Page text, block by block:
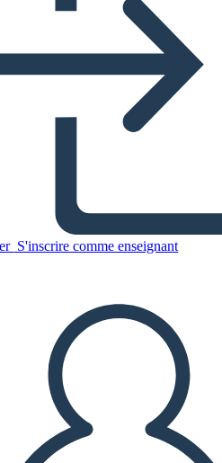
S'inscrire comme enseignant
ce storyboard
DIAPORAMA
LIS-MOI